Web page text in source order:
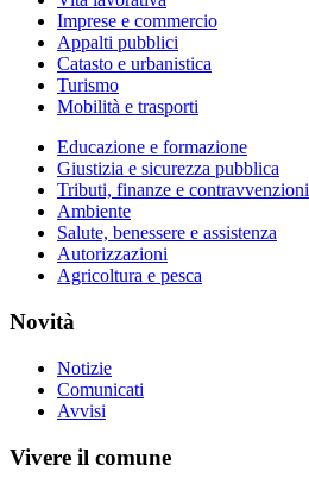
Imprese e commercio
Appalti pubblici
Catasto e urbanistica
Turismo
Mobilità e trasporti
Educazione e formazione
Giustizia e sicurezza pubblica
Tributi, finanze e contravvenzioni
Ambiente
Salute, benessere e assistenza
Autorizzazioni
Agricoltura e pesca
Novità
Notizie
Comunicati
Avvisi
Vivere il comune